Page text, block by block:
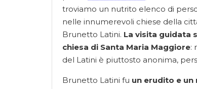
troviamo un nutrito elenco di
nelle innumerevoli chiese della
Brunetto Latini. La visita guidata
chiesa di Santa Maria Maggiore:
del Latini è piuttosto anonima,
Brunetto Latini fu un erudito e un